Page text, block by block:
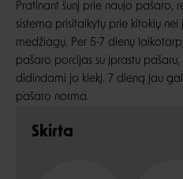
Pratinant šunį prie naujo pašaro,
sistema prisitaikytų prie kitokių
medžiagų. Per 5-7 dienų
pašaro porcijas su įprastu
didindami jo kiekį. 7 dieną jau
pašaro norma.
Skirta